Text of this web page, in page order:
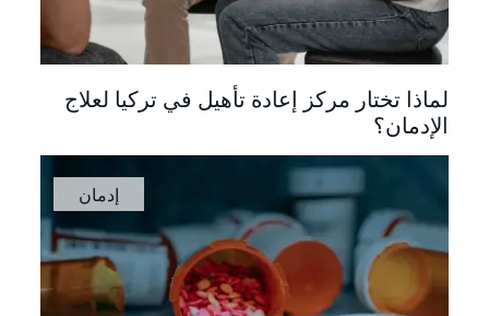
لماذا تختار مركز إعادة تأهيل في تركيا لعلاج
الإدمان؟
إدمان